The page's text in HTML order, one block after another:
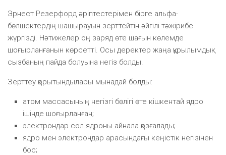
Эрнест Резерфорд әріптестерімен бірге альфа-
бөлшектердің шашырауын зерттейтін әйгілі тәжірибе
жүргізді. Нәтижелер оң заряд өте шағын көлемде
шоғырланғанын көрсетті. Осы деректер жаңа құрылымдық
сызбаның пайда болуына негіз болды.
Зерттеу қорытындылары мынадай болды:
атом массасының негізгі бөлігі өте кішкентай ядро
ішінде шоғырланған;
электрондар сол ядроны айнала қозғалады;
ядро мен электрондар арасындағы кеңістік негізінен
бос;